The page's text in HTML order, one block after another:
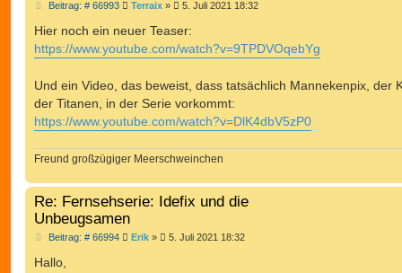
Beitrag: # 66993B
i
r
Terraix» 5. Juli 2021 18:32
Hier noch ein neuer Teaser:
https://www.youtube.com/watch?v=9TPDVOqebYg
Und ein Video, das beweist, dass tatsächlich Mannekenpix, der
der Titanen, in der Serie vorkommt:
https://www.youtube.com/watch?v=DlK4dbV5zP0
Freund großzügiger Meerschweinchen
Re: Fernsehserie: Idefix und die
Unbeugsamen
Beitrag: # 66994B Erik» 5. Juli 2021 18:32
Hallo,